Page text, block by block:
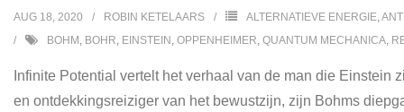
AUG 18, 2020 ROBIN KETELAARS ALTERNATIEVE ENERGIE,
BOHM , BOHR, EINSTEIN , OPPENHEIMER, QUANTUM MECHANICA,
Infinite Potential vertelt het verhaal van de man die Einstein
en ontdekkingsreiziger van het bewustzijn, zijn Bohms